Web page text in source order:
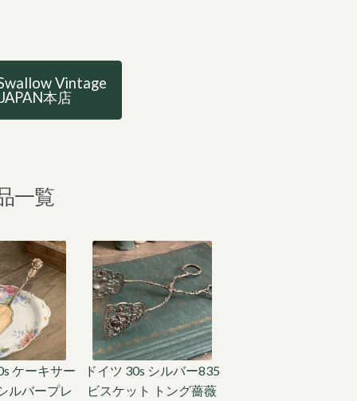
Vintage
JAPAN本店
一覧
ケーキサー
ルバープレ
ドイツ 30s シルバー835
ビスケット トング薔薇